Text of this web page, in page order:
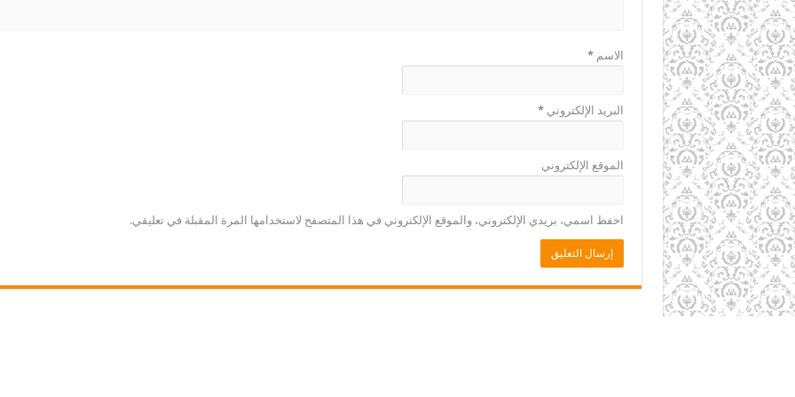
الاسم*
البريد الإلكتروني*
الموقع الإلكتروني
احفظ اسمي، بريدي الإلكتروني، والموقع الإلكتروني في هذا المتصفح لاستخدامها المرة المقبلة في تعليقي.